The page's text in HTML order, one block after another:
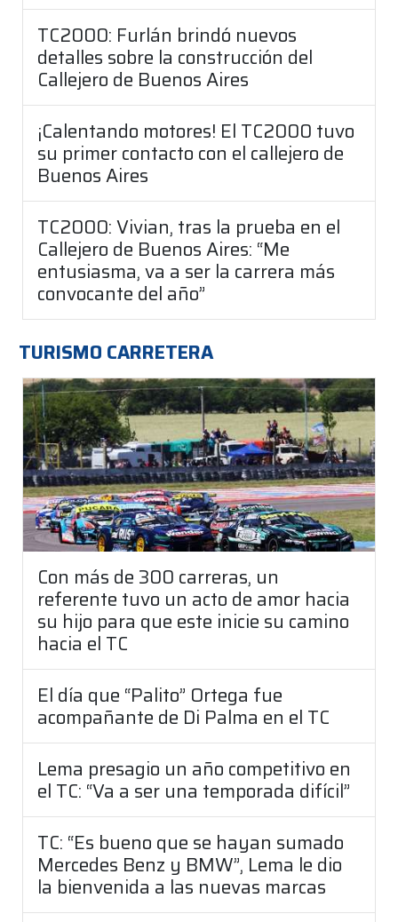
TC2000: Furlán brindó nuevos
detalles sobre la construcción del
Callejero de Buenos Aires
¡Calentando motores! El TC2000 tuvo
su primer contacto con el callejero de
Buenos Aires
TC2000: Vivian, tras la prueba en el
Callejero de Buenos Aires: “Me
entusiasma, va a ser la carrera más
convocante del año”
TURISMO CARRETERA
Con más de 300 carreras, un
referente tuvo un acto de amor hacia
su hijo para que este inicie su camino
hacia el TC
El día que “Palito” Ortega fue
acompañante de Di Palma en el TC
Lema presagio un año competitivo en
el TC: “Va a ser una temporada difícil”
TC: “Es bueno que se hayan sumado
Mercedes Benz y BMW”, Lema le dio
la bienvenida a las nuevas marcas